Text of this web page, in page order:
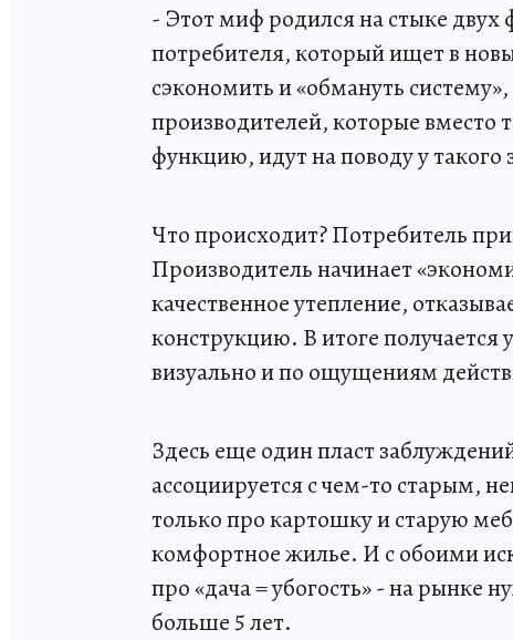
- Этот миф родился на стыке
потребителя, который ищет в
сэкономить и «обмануть
производителей, которые вместо
функцию, идут на поводу у такого
Что происходит? Потребитель
Производитель начинает
качественное утепление,
конструкцию. В итоге получается
визуально и по ощущениям
Здесь еще один пласт
ассоциируется с чем-то старым,
только про картошку и старую
комфортное жилье. И с обоими
про «дача = убогость» - на рынке
больше 5 лет.